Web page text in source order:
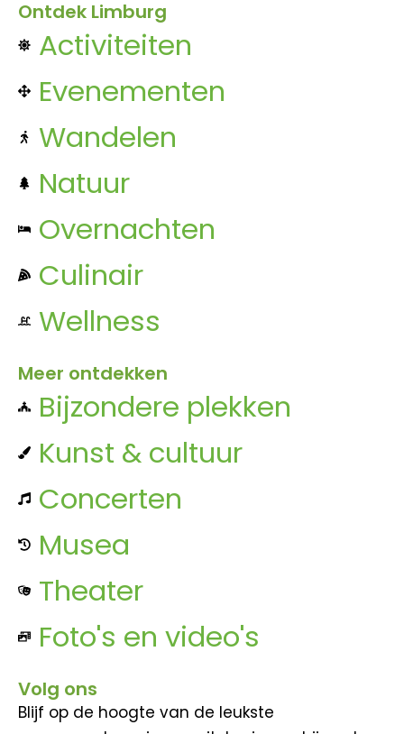
Ontdek Limburg
Activiteiten
Evenementen
Wandelen
Natuur
Overnachten
Culinair
Wellness
Meer ontdekken
Bijzondere plekken
Kunst & cultuur
Concerten
Musea
Theater
Foto's en video's
Volg ons
Blijf op de hoogte van de leukste